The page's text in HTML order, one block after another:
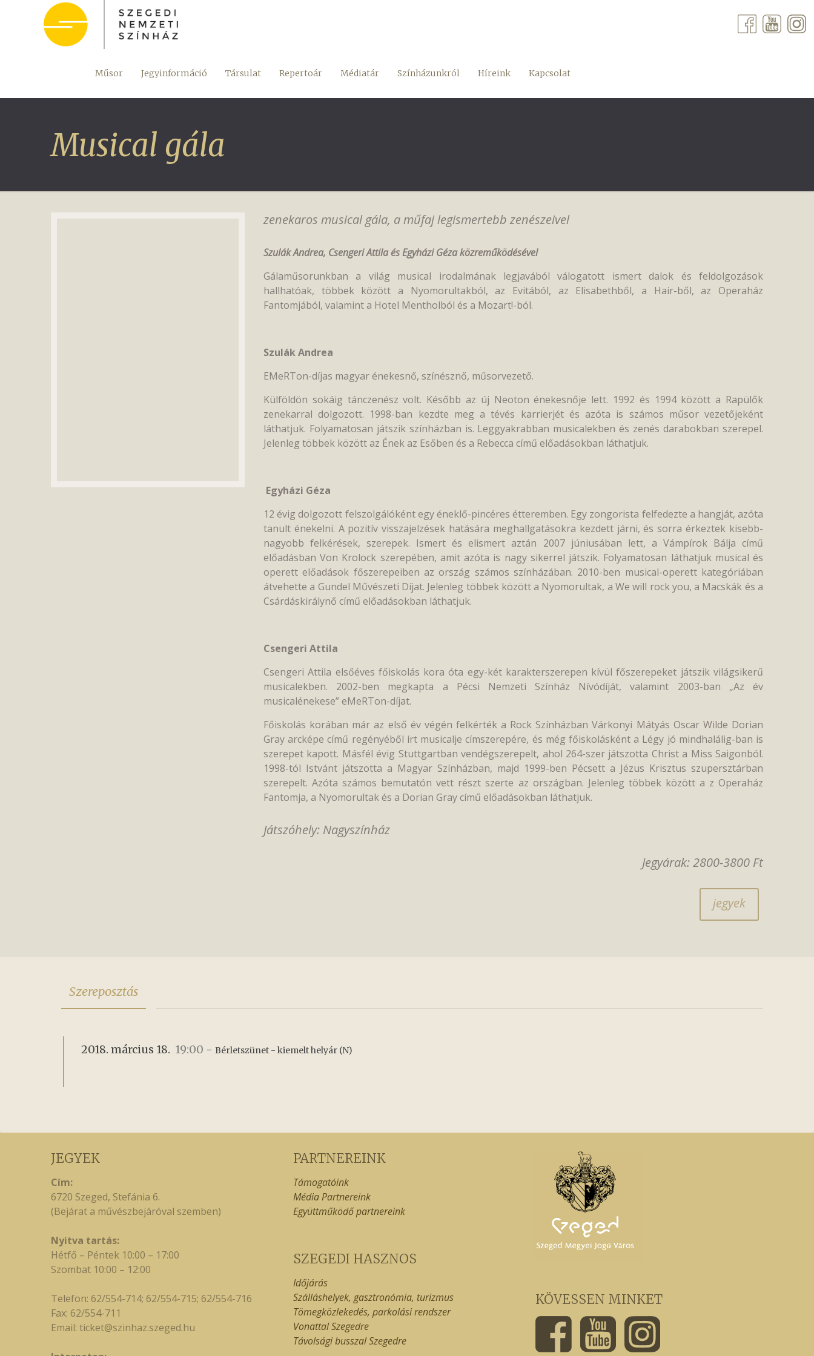
Műsor Jegyinformáció Társulat Repertoár Médiatár Színházunkról Híreink Kapcsolat
Musical gála
zenekaros musical gála, a műfaj legismertebb zenészeivel
Szulák Andrea, Csengeri Attila és Egyházi Géza közreműködésével
Gálaműsorunkban a világ musical irodalmának legjavából válogatott ismert dalok és feldolgozások
hallhatóak, többek között a Nyomorultakból, az Evitából, az Elisabethből, a Hair-ből, az Operaház
Fantomjából, valamint a Hotel Mentholból és a Mozart!-ból.
Szulák Andrea
EMeRTon-díjas magyar énekesnő, színésznő, műsorvezető.
Külföldön sokáig tánczenész volt. Később az új Neoton énekesnője lett. 1992 és 1994 között a Rapülők
zenekarral dolgozott. 1998-ban kezdte meg a tévés karrierjét és azóta is számos műsor vezetőjeként
láthatjuk. Folyamatosan játszik színházban is. Leggyakrabban musicalekben és zenés darabokban szerepel.
Jelenleg többek között az Ének az Esőben és a Rebecca című előadásokban láthatjuk.
Egyházi Géza
12 évig dolgozott felszolgálóként egy éneklő-pincéres étteremben. Egy zongorista felfedezte a hangját, azóta
tanult énekelni. A pozitív visszajelzések hatására meghallgatásokra kezdett járni, és sorra érkeztek kisebb-
nagyobb felkérések, szerepek. Ismert és elismert aztán 2007 júniusában lett, a Vámpírok Bálja című
előadásban Von Krolock szerepében, amit azóta is nagy sikerrel játszik. Folyamatosan láthatjuk musical és
operett előadások főszerepeiben az ország számos színházában. 2010-ben musical-operett kategóriában
átvehette a Gundel Művészeti Díjat. Jelenleg többek között a Nyomorultak, a We will rock you, a Macskák és a
Csárdáskirálynő című előadásokban láthatjuk.
Csengeri Attila
Csengeri Attila elsőéves főiskolás kora óta egy-két karakterszerepen kívül főszerepeket játszik világsikerű
musicalekben. 2002-ben megkapta a Pécsi Nemzeti Színház Nívódíját, valamint 2003-ban „Az év
musicalénekese” eMeRTon-díjat.
Főiskolás korában már az első év végén felkérték a Rock Színházban Várkonyi Mátyás Oscar Wilde Dorian
Gray arcképe című regényéből írt musicalje címszerepére, és még főiskolásként a Légy jó mindhalálig-ban is
szerepet kapott. Másfél évig Stuttgartban vendégszerepelt, ahol 264-szer játszotta Christ a Miss Saigonból.
1998-tól Istvánt játszotta a Magyar Színházban, majd 1999-ben Pécsett a Jézus Krisztus szupersztárban
szerepelt. Azóta számos bemutatón vett részt szerte az országban. Jelenleg többek között a z Operaház
Fantomja, a Nyomorultak és a Dorian Gray című előadásokban láthatjuk.
Játszóhely: Nagyszínház
Jegyárak: 2800-3800 Ft
jegyek
Szereposztás
2018. március 18. 19:00 - Bérletszünet - kiemelt helyár (N)
JEGYEK
Cím:
6720 Szeged, Stefánia 6.
(Bejárat a művészbejáróval szemben)
Nyitva tartás:
Hétfő – Péntek 10:00 – 17:00
Szombat 10:00 – 12:00
Telefon: 62/554-714; 62/554-715; 62/554-716
Fax: 62/554-711
Email: ticket@szinhaz.szeged.hu
PARTNEREINK
Támogatóink
Média Partnereink
Együttműködő partnereink
SZEGEDI HASZNOS
Időjárás
Szálláshelyek, gasztronómia, turizmus
Tömegközlekedés, parkolási rendszer
Vonattal Szegedre
Távolsági busszal Szegedre
KÖVESSEN MINKET